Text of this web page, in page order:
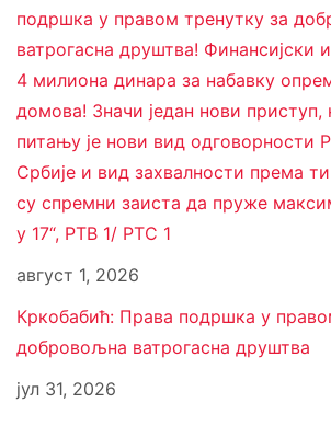
подршка у правом тренутку за
ватрогасна друштва!
4 милиона динара за набавку
домова! Значи један нови приступ,
питању је нови вид одговорности
Србије и вид захвалности према
су спремни заиста да пруже
у 17“, РТВ 1/ РТС 1
август 1, 2026
Кркобабић: Права подршка у
добровољна ватрогасна друштва
јул 31, 2026